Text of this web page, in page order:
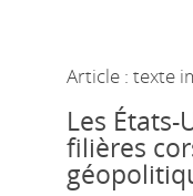
Article : texte
Les États-
filières